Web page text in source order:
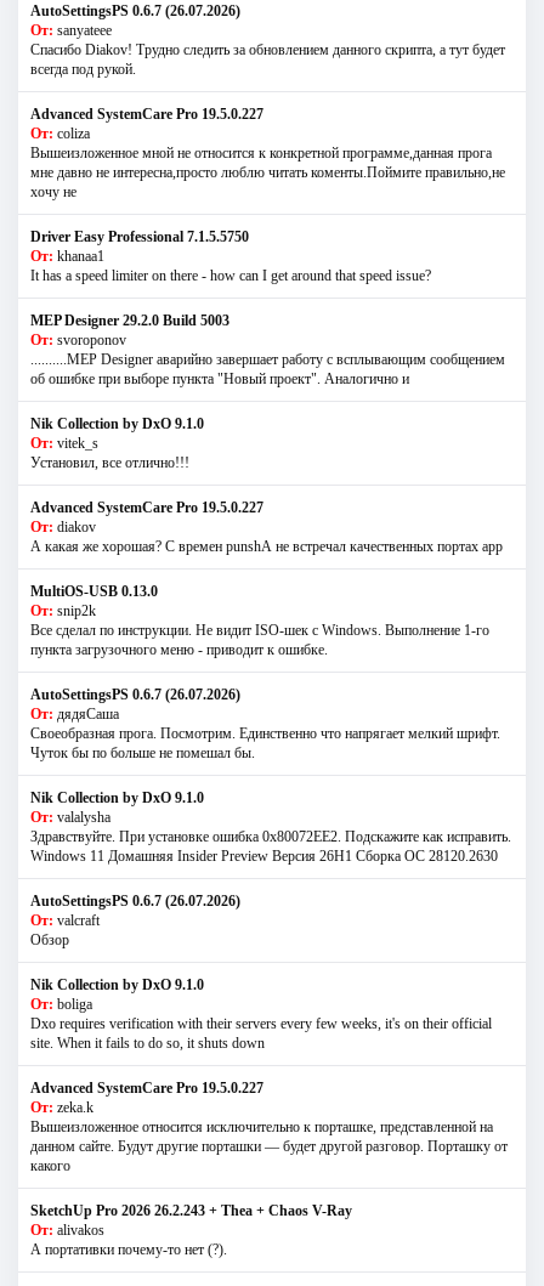
AutoSettingsPS 0.6.7 (26.07.2026)
От: sanyateee
Спасибо Diakov! Трудно следить за обновлением данного скрипта, а тут будет
всегда под рукой.
Advanced SystemCare Pro 19.5.0.227
От: coliza
Вышеизложенное мной не относится к конкретной программе,данная прога
мне давно не интересна,просто люблю читать коменты.Поймите правильно,не
хочу не
Driver Easy Professional 7.1.5.5750
От: khanaa1
It has a speed limiter on there - how can I get around that speed issue?
MEP Designer 29.2.0 Build 5003
От: svoroponov
..........MEP Designer аварийно завершает работу с всплывающим сообщением
об ошибке при выборе пункта "Новый проект". Аналогично и
Nik Collection by DxO 9.1.0
От: vitek_s
Установил, все отлично!!!
Advanced SystemCare Pro 19.5.0.227
От: diakov
А какая же хорошая? С времен punshА не встречал качественных портах app
MultiOS-USB 0.13.0
От: snip2k
Все сделал по инструкции. Не видит ISO-шек с Windows. Выполнение 1-го
пункта загрузочного меню - приводит к ошибке.
AutoSettingsPS 0.6.7 (26.07.2026)
От: дядяСаша
Своеобразная прога. Посмотрим. Единственно что напрягает мелкий шрифт.
Чуток бы по больше не помешал бы.
Nik Collection by DxO 9.1.0
От: valalysha
Здравствуйте. При установке ошибка 0х80072EE2. Подскажите как исправить.
Windows 11 Домашняя Insider Preview Версия 26H1 Сборка ОС 28120.2630
AutoSettingsPS 0.6.7 (26.07.2026)
От: valcraft
Обзор
Nik Collection by DxO 9.1.0
От: boliga
Dxo requires verification with their servers every few weeks, it's on their official
site. When it fails to do so, it shuts down
Advanced SystemCare Pro 19.5.0.227
От: zeka.k
Вышеизложенное относится исключительно к порташке, представленной на
данном сайте. Будут другие порташки — будет другой разговор. Порташку от
какого
SketchUp Pro 2026 26.2.243 + Thea + Chaos V-Ray
От: alivakos
А портативки почему-то нет (?).